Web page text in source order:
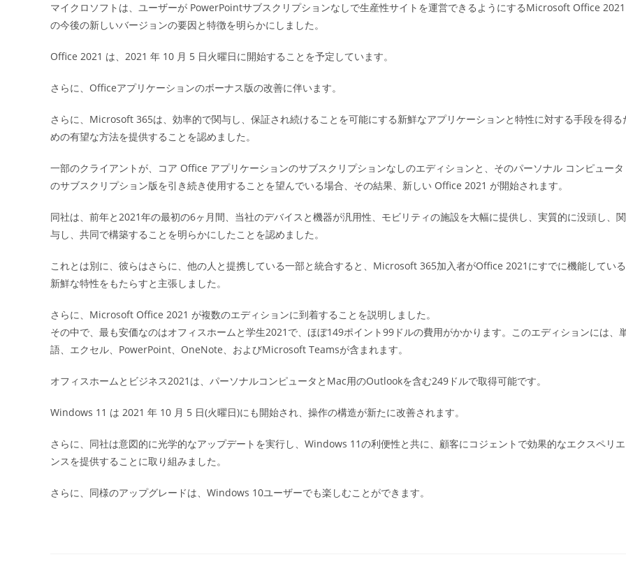
マイクロソフトは、ユーザーが PowerPointサブスクリプションなしで生産性サイトを運営できるようにするMicrosoft Office 2021
の今後の新しいバージョンの要因と特徴を明らかにしました。
Office 2021 は、2021 年 10 月 5 日火曜日に開始することを予定しています。
さらに、Officeアプリケーションのボーナス版の改善に伴います。
さらに、Microsoft 365は、効率的で関与し、保証され続けることを可能にする新鮮なアプリケーションと特性に対する手段を得る
めの有望な方法を提供することを認めました。
一部のクライアントが、コア Office アプリケーションのサブスクリプションなしのエディションと、そのパーソナル コンピュータ
のサブスクリプション版を引き続き使用することを望んでいる場合、その結果、新しい Office 2021 が開始されます。
同社は、前年と2021年の最初の6ヶ月間、当社のデバイスと機器が汎用性、モビリティの施設を大幅に提供し、実質的に没頭し、関
与し、共同で構築することを明らかにしたことを認めました。
これとは別に、彼らはさらに、他の人と提携している一部と統合すると、Microsoft 365加入者がOffice 2021にすでに機能している
新鮮な特性をもたらすと主張しました。
さらに、Microsoft Office 2021 が複数のエディションに到着することを説明しました。
その中で、最も安価なのはオフィスホームと学生2021で、ほぼ149ポイント99ドルの費用がかかります。このエディションには、
語、エクセル、PowerPoint、OneNote、およびMicrosoft Teamsが含まれます。
オフィスホームとビジネス2021は、パーソナルコンピュータとMac用のOutlookを含む249ドルで取得可能です。
Windows 11 は 2021 年 10 月 5 日(火曜日)にも開始され、操作の構造が新たに改善されます。
さらに、同社は意図的に光学的なアップデートを実行し、Windows 11の利便性と共に、顧客にコジェントで効果的なエクスペリエ
ンスを提供することに取り組みました。
さらに、同様のアップグレードは、Windows 10ユーザーでも楽しむことができます。